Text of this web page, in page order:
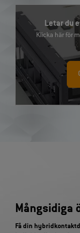
Letar du
Klicka här för
Mångsidiga
Få din